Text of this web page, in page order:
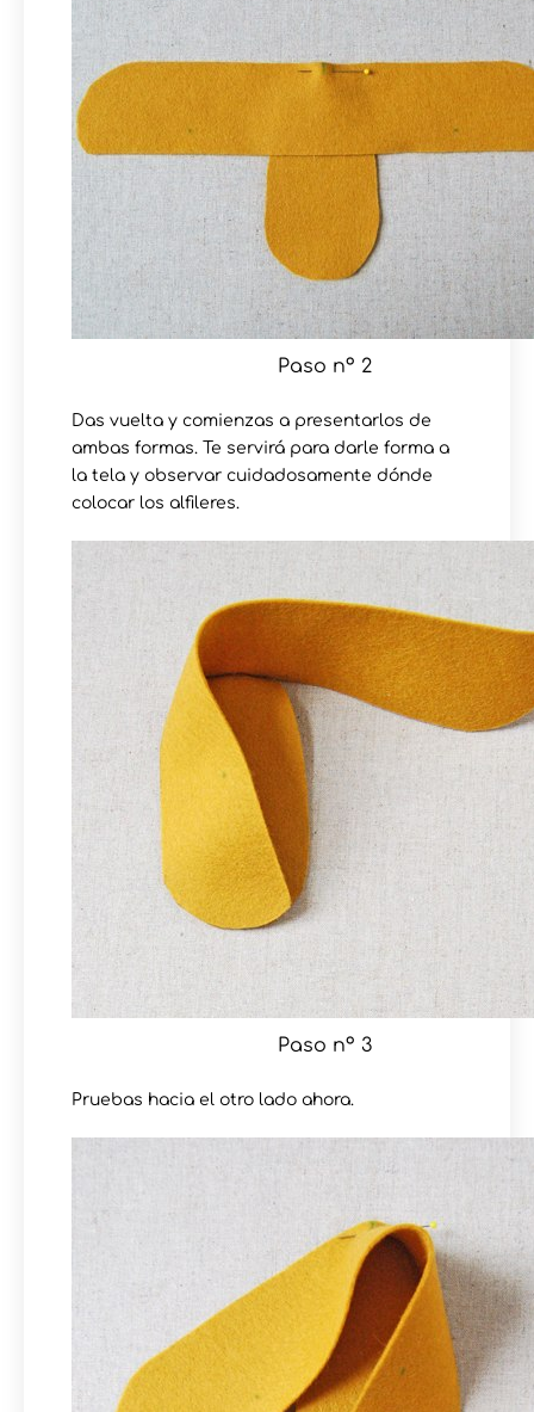
Paso nº 2
Das vuelta y comienzas a presentarlos de
ambas formas. Te servirá para darle forma a
la tela y observar cuidadosamente dónde
colocar los alfileres.
Paso nº 3
Pruebas hacia el otro lado ahora.